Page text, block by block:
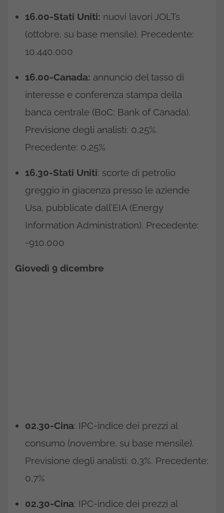
16.00-Stati Uniti: nuovi lavori JOLTs
(ottobre, su base mensile). Precedente:
10.440.000
16.00-Canada: annuncio del tasso di
interesse e conferenza stampa della
banca centrale (BoC: Bank of Canada).
Previsione degli analisti: 0,25%.
Precedente: 0,25%
16.30-Stati Uniti: scorte di petrolio
greggio in giacenza presso le aziende
Usa, pubblicate dall’EIA (Energy
Information Administration). Precedente:
-910.000
Giovedì 9 dicembre
02.30-Cina: IPC-indice dei prezzi al
consumo (novembre, su base mensile).
Previsione degli analisti: 0,3%. Precedente:
0,7%
02.30-Cina: IPC-indice dei prezzi al